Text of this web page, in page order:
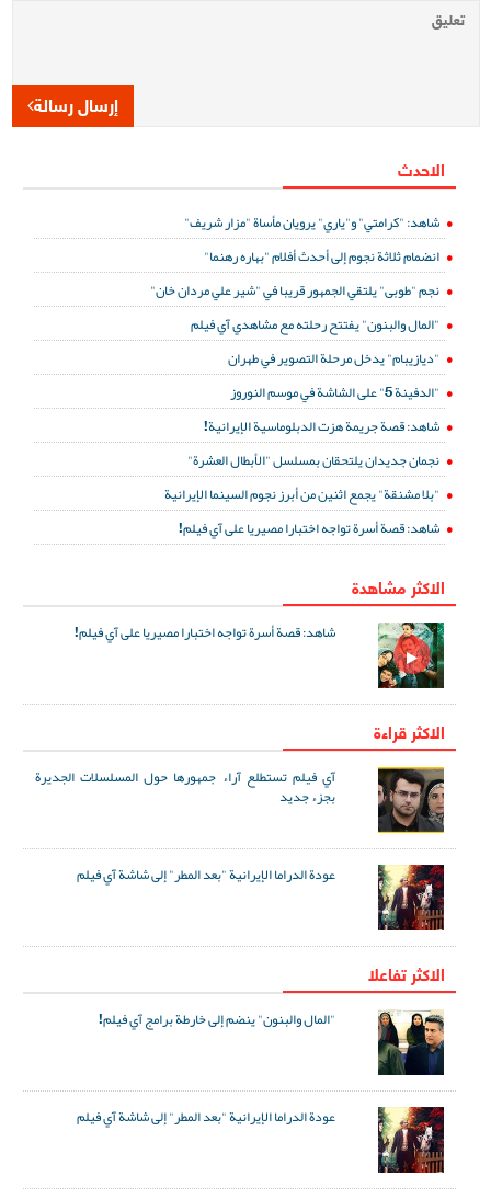
إرسال رسالة
الاحدث
شاهد: "كرامتي" و"ياري" يرويان مأساة "مزار شريف"
انضمام ثلاثة نجوم إلى أحدث أفلام "بهاره رهنما"
نجم "طوبى" يلتقي الجمهور قريبا في "شير علي مردان خان"
"المال والبنون" يفتتح رحلته مع مشاهدي آي فيلم
"ديازيبام" يدخل مرحلة التصوير في طهران
"الدفينة 5" على الشاشة في موسم النوروز
شاهد: قصة جريمة هزت الدبلوماسية الإيرانية!
نجمان جديدان يلتحقان بمسلسل "الأبطال العشرة"
"بلا مشنقة" يجمع اثنين من أبرز نجوم السينما الإيرانية
شاهد: قصة أسرة تواجه اختبارا مصيريا على آي فيلم!
الاكثر مشاهدة
شاهد: قصة أسرة تواجه اختبارا مصيريا على آي فيلم!
الاكثر قراءة
آي فيلم تستطلع آراء جمهورها حول المسلسلات الجديرة
بجزء جديد
عودة الدراما الإيرانية "بعد المطر" إلى شاشة آي فيلم
الاکثر تفاعلا
"المال والبنون" ينضم إلى خارطة برامج آي فيلم!
عودة الدراما الإيرانية "بعد المطر" إلى شاشة آي فيلم